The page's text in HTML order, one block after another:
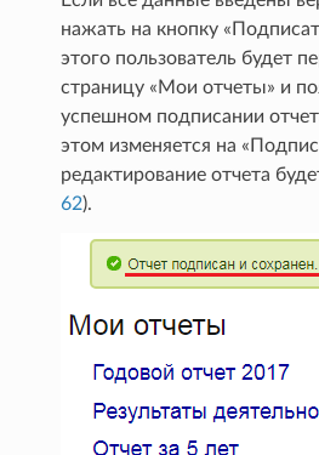
нажать на кнопку
этого пользователь будет
страницу «Мои отчеты» и
успешном подписании
этом изменяется на
редактирование отчета
62).